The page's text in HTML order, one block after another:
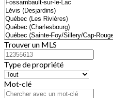
Trouver un MLS
Type de propriété
Mot-clé